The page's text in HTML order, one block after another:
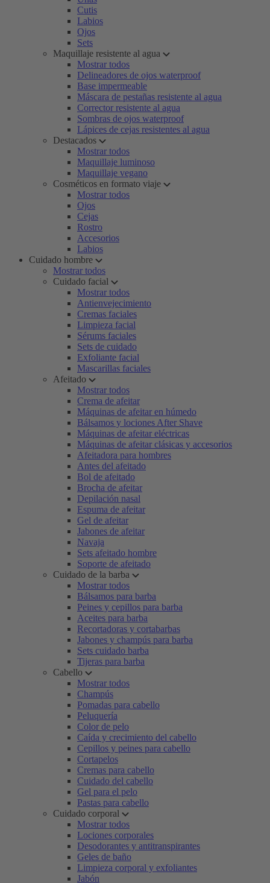
Cutis
Labios
Ojos
Sets
Maquillaje resistente al agua
Mostrar todos
Delineadores de ojos waterproof
Base impermeable
Máscara de pestañas resistente al agua
Corrector resistente al agua
Sombras de ojos waterproof
Lápices de cejas resistentes al agua
Destacados
Mostrar todos
Maquillaje luminoso
Maquillaje vegano
Cosméticos en formato viaje
Mostrar todos
Ojos
Cejas
Rostro
Accesorios
Labios
Cuidado hombre
Mostrar todos
Cuidado facial
Mostrar todos
Antienvejecimiento
Cremas faciales
Limpieza facial
Sérums faciales
Sets de cuidado
Exfoliante facial
Mascarillas faciales
Afeitado
Mostrar todos
Crema de afeitar
Máquinas de afeitar en húmedo
Bálsamos y lociones After Shave
Máquinas de afeitar eléctricas
Máquinas de afeitar clásicas y accesorios
Afeitadora para hombres
Antes del afeitado
Bol de afeitado
Brocha de afeitar
Depilación nasal
Espuma de afeitar
Gel de afeitar
Jabones de afeitar
Navaja
Sets afeitado hombre
Soporte de afeitado
Cuidado de la barba
Mostrar todos
Bálsamos para barba
Peines y cepillos para barba
Aceites para barba
Recortadoras y cortabarbas
Jabones y champús para barba
Sets cuidado barba
Tijeras para barba
Cabello
Mostrar todos
Champús
Pomadas para cabello
Peluquería
Color de pelo
Caída y crecimiento del cabello
Cepillos y peines para cabello
Cortapelos
Cremas para cabello
Cuidado del cabello
Gel para el pelo
Pastas para cabello
Cuidado corporal
Mostrar todos
Lociones corporales
Desodorantes y antitranspirantes
Geles de baño
Limpieza corporal y exfoliantes
Jabón